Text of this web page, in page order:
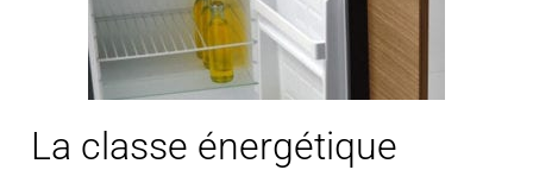
La classe énergétique